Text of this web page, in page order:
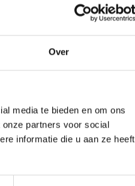
Over
media te bieden en om ons
partners voor social
informatie die u aan ze heeft